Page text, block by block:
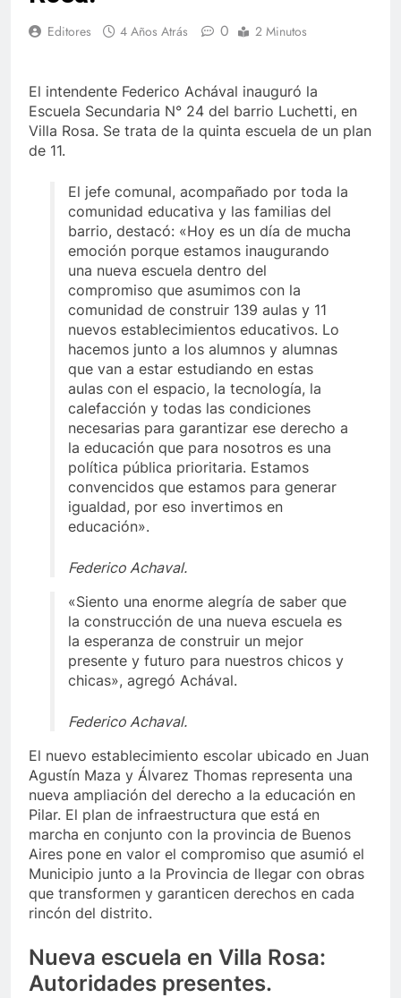
Editores 4 Años Atrás 0 2 Minutos
El intendente Federico Achával inauguró la
Escuela Secundaria N° 24 del barrio Luchetti, en
Villa Rosa. Se trata de la quinta escuela de un plan
de 11.
El jefe comunal, acompañado por toda la
comunidad educativa y las familias del
barrio, destacó: «Hoy es un día de mucha
emoción porque estamos inaugurando
una nueva escuela dentro del
compromiso que asumimos con la
comunidad de construir 139 aulas y 11
nuevos establecimientos educativos. Lo
hacemos junto a los alumnos y alumnas
que van a estar estudiando en estas
aulas con el espacio, la tecnología, la
calefacción y todas las condiciones
necesarias para garantizar ese derecho a
la educación que para nosotros es una
política pública prioritaria. Estamos
convencidos que estamos para generar
igualdad, por eso invertimos en
educación».
Federico Achaval.
«Siento una enorme alegría de saber que
la construcción de una nueva escuela es
la esperanza de construir un mejor
presente y futuro para nuestros chicos y
chicas», agregó Achával.
Federico Achaval.
El nuevo establecimiento escolar ubicado en Juan
Agustín Maza y Álvarez Thomas representa una
nueva ampliación del derecho a la educación en
Pilar. El plan de infraestructura que está en
marcha en conjunto con la provincia de Buenos
Aires pone en valor el compromiso que asumió el
Municipio junto a la Provincia de llegar con obras
que transformen y garanticen derechos en cada
rincón del distrito.
Nueva escuela en Villa Rosa:
Autoridades presentes.